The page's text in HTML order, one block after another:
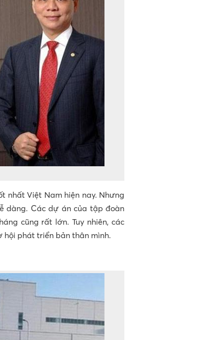
nhất Việt Nam hiện nay. Nhưng
dàng. Các dự án của tập đoàn
cũng rất lớn. Tuy nhiên, các
hội phát triển bản thân mình.